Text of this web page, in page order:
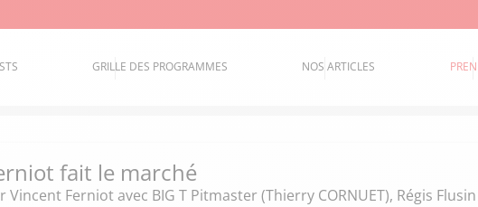
GRILLE DES PROGRAMMES NOS ARTICLES
fait le marché
Vincent Ferniotavec BIG T Pitmaster (Thierry CORNUET), Régis